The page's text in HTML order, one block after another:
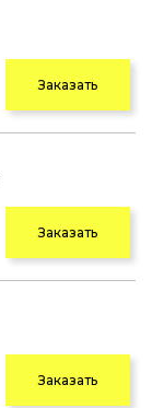
Заказать
Заказать
Заказать